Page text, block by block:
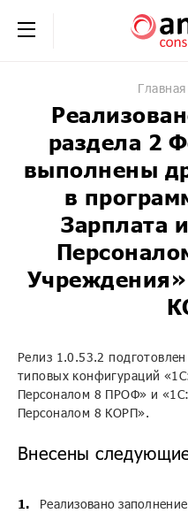
+7 (495) 230-20-02
обратная связь
Главная
раздела 2
выполнены
в
Зарплата
Релиз 1.0.53.2
типовых конфигураций
Персоналом 8 ПРОФ» и
Персоналом 8 КОРП».
Внесены
Реализовано